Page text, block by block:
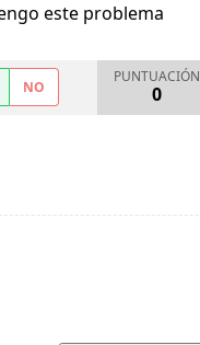
este problema
NO
PUNTUACIÓN
0